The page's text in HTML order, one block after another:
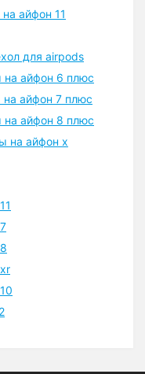
на айфон 11
для airpods
на айфон 6 плюс
на айфон 7 плюс
на айфон 8 плюс
на айфон x